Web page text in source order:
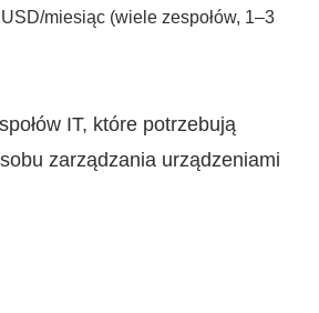
miesiąc (wiele zespołów, 1–3
IT, które potrzebują
zarządzania urządzeniami